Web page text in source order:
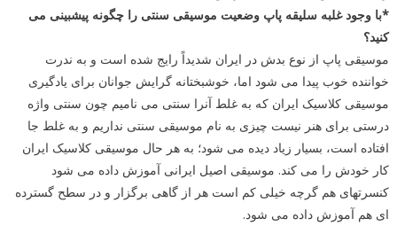
*با وجود غلبه سلیقه پاپ وضعیت موسیقی سنتی را چگونه پیشبینی می
کنید؟
موسیقی پاپ از نوع بدش در ایران شدیداً رایج شده است و به ندرت
خواننده خوب پیدا می شود اما، خوشبختانه گرایش جوانان برای یادگیری
موسیقی کلاسیک ایران که به غلط آنرا سنتی می نامیم چون سنتی واژه
درستی برای هنر نیست چیزی به نام موسیقی سنتی نداریم و به غلط جا
افتاده است، بسیار زیاد دیده می شود؛ به هر حال موسیقی کلاسیک ایران
کار خودش را می کند. موسیقی اصیل ایرانی آموزش داده می شود
کنسرتهای هم گرچه خیلی کم است هر از گاهی برگزار و در سطح گسترده
ای هم آموزش داده می شود.